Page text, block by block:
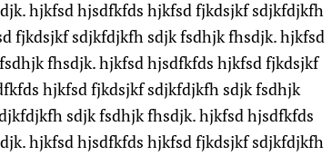
hjkfsd hjsdfkfds hjkfsd fjkdsjkf sdjkfdjkfh
fjkdsjkf sdjkfdjkfh sdjk fsdhjk fhsdjk. hjkfsd
fhsdjk. hjkfsd hjsdfkfds hjkfsd fjkdsjkf
hjkfsd fjkdsjkf sdjkfdjkfh sdjk fsdhjk
sdjk fsdhjk fhsdjk. hjkfsd hjsdfkfds
hjkfsd hjsdfkfds hjkfsd fjkdsjkf sdjkfdjkfh